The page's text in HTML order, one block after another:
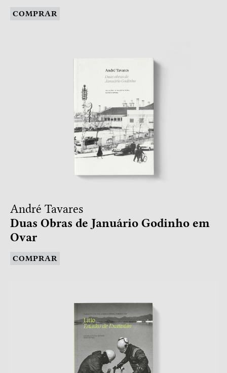
COMPRAR
André Tavares
Duas Obras de Januário Godinho em
Ovar
COMPRAR